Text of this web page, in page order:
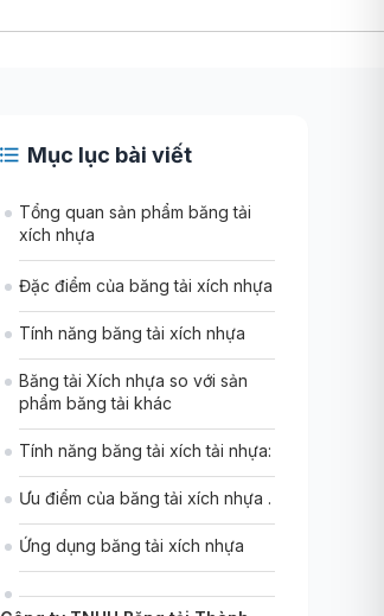
Mục lục bài viết
Tổng quan sản phẩm băng tải
xích nhựa
Đặc điểm của băng tải xích nhựa
Tính năng băng tải xích nhựa
Băng tải Xích nhựa so với sản
phẩm băng tải khác
Tính năng băng tải xích tải nhựa:
Ưu điểm của băng tải xích nhựa .
Ứng dụng băng tải xích nhựa